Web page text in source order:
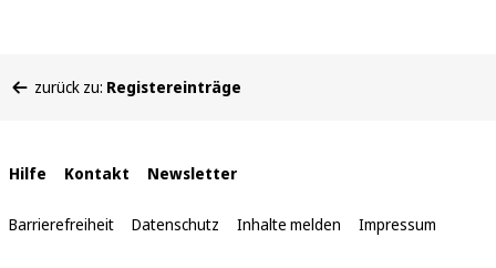
befinden
zurück zu: Registereinträge
Interne
Links
Hilfe Kontakt Newsletter
Barrierefreiheit Datenschutz Inhalte melden Impressum